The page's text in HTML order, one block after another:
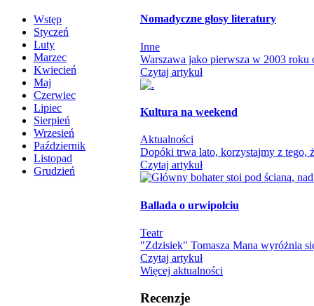
Wstęp
Styczeń
Luty
Marzec
Kwiecień
Maj
Czerwiec
Lipiec
Sierpień
Wrzesień
Październik
Listopad
Grudzień
Nomadyczne głosy literatury
Inne
Warszawa jako pierwsza w 2003 roku
Czytaj artykuł
Kultura na weekend
Aktualności
Dopóki trwa lato, korzystajmy z tego,
Czytaj artykuł
Ballada o urwipołciu
Teatr
"Zdzisiek" Tomasza Mana wyróżnia
Czytaj artykuł
Więcej aktualności
Recenzje